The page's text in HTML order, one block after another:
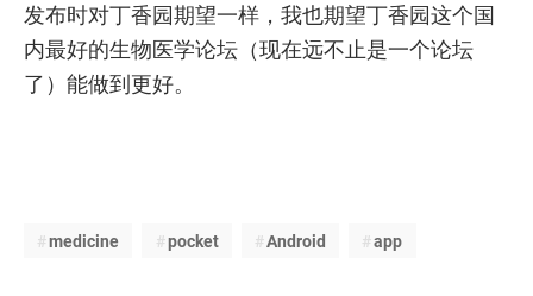
发布时对丁香园期望一样，我也期望丁香园这个国
内最好的生物医学论坛（现在远不止是一个论坛
了）能做到更好。
medicine pocket Android app